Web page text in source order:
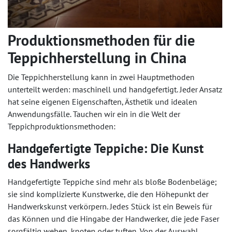
Produktionsmethoden für die
Teppichherstellung in China
Die Teppichherstellung kann in zwei Hauptmethoden
unterteilt werden: maschinell und handgefertigt. Jeder Ansatz
hat seine eigenen Eigenschaften, Ästhetik und idealen
Anwendungsfälle. Tauchen wir ein in die Welt der
Teppichproduktionsmethoden:
Handgefertigte Teppiche: Die Kunst
des Handwerks
Handgefertigte Teppiche sind mehr als bloße Bodenbeläge;
sie sind komplizierte Kunstwerke, die den Höhepunkt der
Handwerkskunst verkörpern. Jedes Stück ist ein Beweis für
das Können und die Hingabe der Handwerker, die jede Faser